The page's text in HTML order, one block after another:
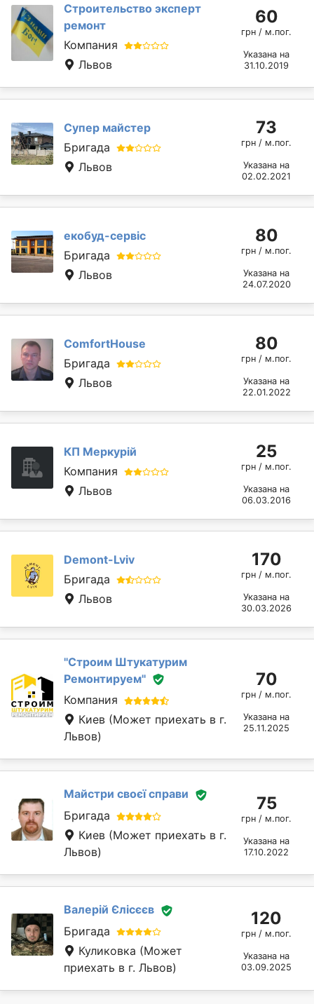
Строительство эксперт
ремонт
Компания
Львов
60
грн / м.пог.
Указана на
31.10.2019
Супер майстер
Бригада
Львов
73
грн / м.пог.
Указана на
02.02.2021
екобуд-сервіс
Бригада
Львов
80
грн / м.пог.
Указана на
24.07.2020
ComfortHouse
Бригада
Львов
80
грн / м.пог.
Указана на
22.01.2022
КП Меркурій
Компания
Львов
25
грн / м.пог.
Указана на
06.03.2016
Demont-Lviv
Бригада
Львов
170
грн / м.пог.
Указана на
30.03.2026
''Строим Штукатурим
Ремонтируем''
Компания
Киев (Может приехать в г.
Львов)
70
грн / м.пог.
Указана на
25.11.2025
Майстри своєї справи
Бригада
Киев (Может приехать в г.
Львов)
75
грн / м.пог.
Указана на
17.10.2022
Валерій Єлісєєв
Бригада
Куликовка (Может
приехать в г. Львов)
120
грн / м.пог.
Указана на
03.09.2025